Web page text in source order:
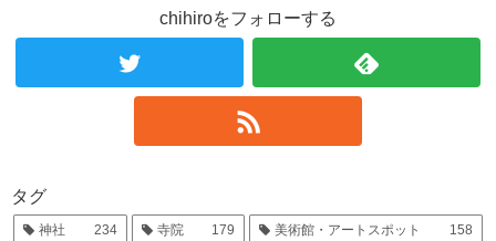
chihiroをフォローする
タグ
神社 234 寺院 179 美術館・アートスポット 158